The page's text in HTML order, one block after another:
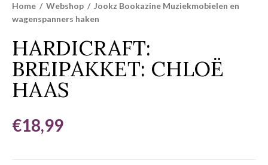
Home / Webshop / Jookz Bookazine Muziekmobielen en
wagenspanners haken
HARDICRAFT:
BREIPAKKET: CHLOË
HAAS
€18,99